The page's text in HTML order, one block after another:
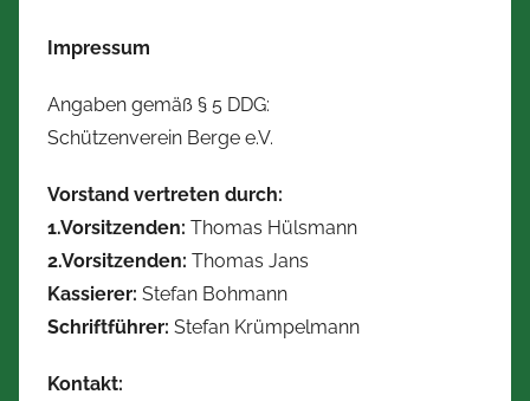
Impressum
Angaben gemäß § 5 DDG:
Schützenverein Berge e.V.
Vorstand vertreten durch:
1.Vorsitzenden: Thomas Hülsmann
2.Vorsitzenden: Thomas Jans
Kassierer: Stefan Bohmann
Schriftführer: Stefan Krümpelmann
Kontakt: